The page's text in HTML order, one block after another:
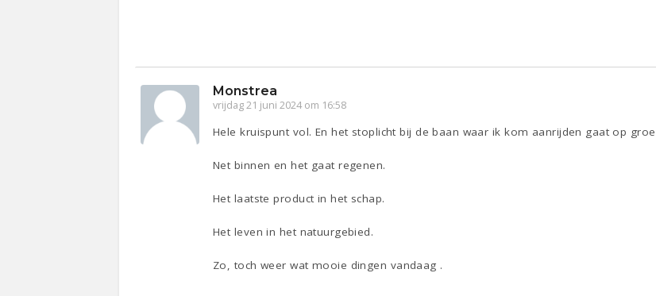
Monstrea
vrijdag 21 juni 2024 om 16:58
Hele kruispunt vol. En het stoplicht bij de baan waar ik kom aanrijden gaat op
Net binnen en het gaat regenen.
Het laatste product in het schap.
Het leven in het natuurgebied.
Zo, toch weer wat mooie dingen vandaag .